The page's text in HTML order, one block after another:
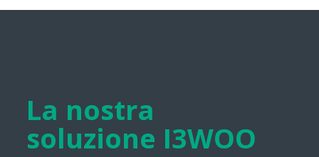
La nostra
soluzione I3WOO